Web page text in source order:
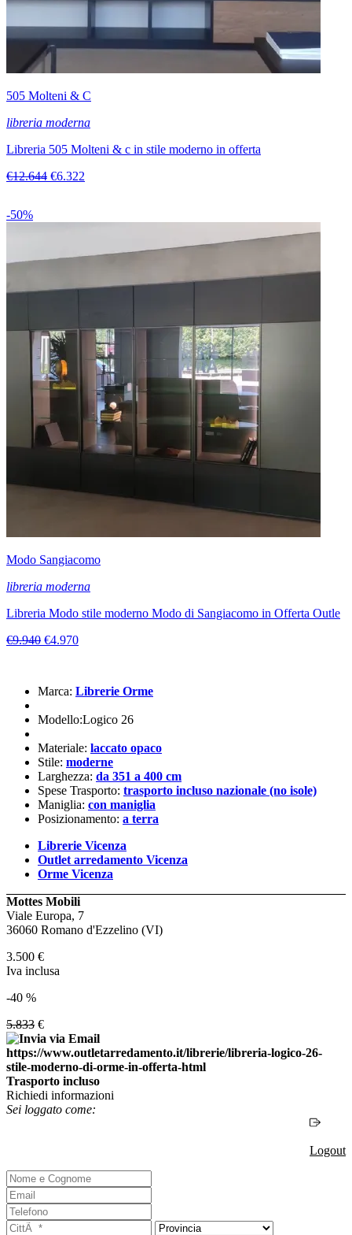
505 Molteni & C
libreria moderna
Libreria 505 Molteni & c in stile moderno in offerta
€12.644 €6.322
-50%
Modo Sangiacomo
libreria moderna
Libreria Modo stile moderno Modo di Sangiacomo in Offerta Outle
€9.940 €4.970
Marca: Librerie Orme
Modello:Logico 26
Materiale: laccato opaco
Stile: moderne
Larghezza: da 351 a 400 cm
Spese Trasporto: trasporto incluso nazionale (no isole)
Maniglia: con maniglia
Posizionamento: a terra
Librerie Vicenza
Outlet arredamento Vicenza
Orme Vicenza
Mottes Mobili
Viale Europa, 7
36060 Romano d'Ezzelino (VI)
3.500 €
Iva inclusa
-40 %
5.833 €
Trasporto incluso
Richiedi informazioni
Sei loggato come:
Logout